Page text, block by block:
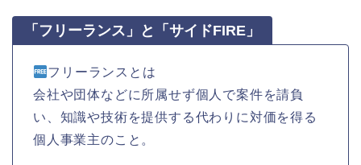
「フリーランス」と「サイドFIRE」
フリーランスとは
会社や団体などに所属せず個人で案件を請負
い、知識や技術を提供する代わりに対価を得る
個人事業主のこと。